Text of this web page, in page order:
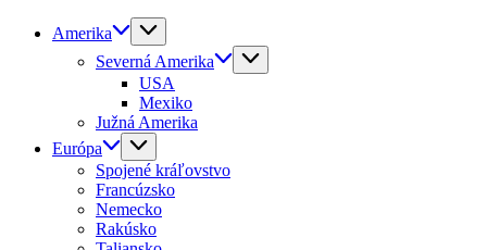
Amerika
Severná Amerika
USA
Mexiko
Južná Amerika
Európa
Spojené kráľovstvo
Francúzsko
Nemecko
Rakúsko